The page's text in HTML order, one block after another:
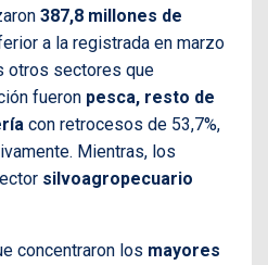
387,8 millones de
a la registrada en marzo
otros sectores que
fueron pesca, resto de
con retrocesos de 53,7%,
Mientras, los
silvoagropecuario
concentraron los mayores